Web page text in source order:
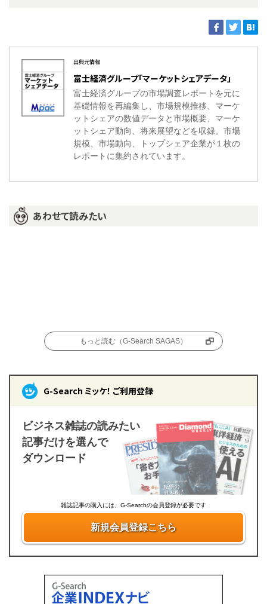
出典元情報
富士経済グループ「マーケットシェアデータ」
富士経済グループの市場調査レポートを元に
基礎情報を再編集し、市場規模推移、マーケ
ットシェアの数値データと市場概要、マーケ
ットシェア動向、将来展望などを収録。市場
規模、市場動向、トップシェア企業が１枚の
レポートに集約されています。
あわせて読みたい
もっと読む（G-Search SAGAS）
G-Search ミッケ！ ご利用登録
ビジネス雑誌の読みたい
記事だけを選んで
ダウンロード
雑誌記事の購入には、G-Searchの会員登録が必要です
新規会員登録こちら